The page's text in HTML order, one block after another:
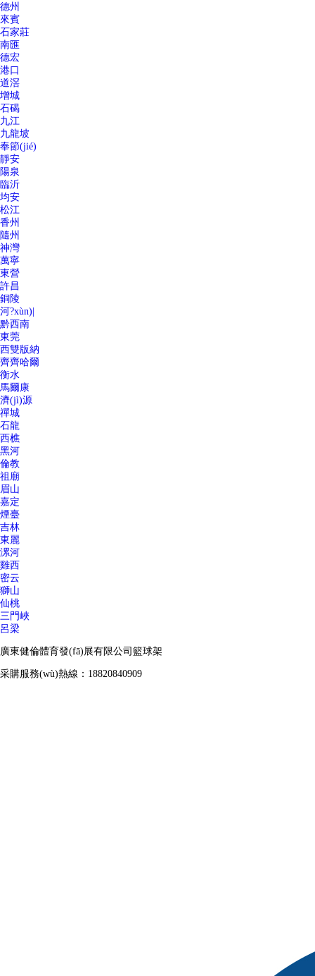
德州
來賓
石家莊
南匯
德宏
港口
道滘
增城
石碣
九江
九龍坡
奉節(jié)
靜安
陽泉
臨沂
均安
松江
香州
隨州
神灣
萬寧
東營
許昌
銅陵
河?xùn)|
黔西南
東莞
西雙版納
齊齊哈爾
衡水
馬爾康
濟(jì)源
禪城
石龍
西樵
黑河
倫教
祖廟
眉山
嘉定
煙臺
吉林
東麗
漯河
雞西
密云
獅山
仙桃
三門峽
呂梁
廣東健倫體育發(fā)展有限公司籃球架
采購服務(wù)熱線：18820840909